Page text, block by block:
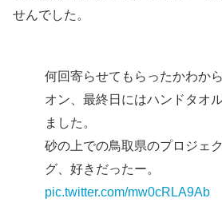
せんでした。
何回寄らせてもらったかわか
オン、最終日にはハンドタオ
ました。
砂の上での鳥取県のプロジェ
グ、好きだったー。
pic.twitter.com/mw0cRLA9Ab